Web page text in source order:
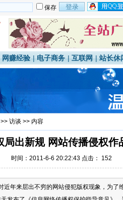
保存
网赚经验 |电子商务 |互联网 |站长休
>> 访谈 >> 内容
局出新规 网站传播侵权作
时间：2011-6-6 20:22:43 点击： 152
来层出不穷的网站侵犯版权现象，为了